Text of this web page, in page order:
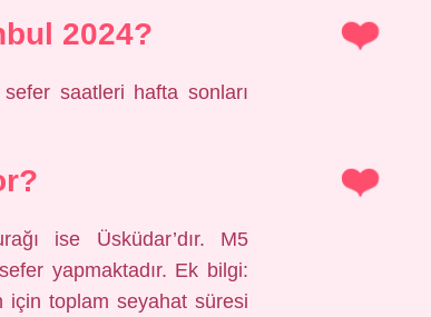
2024?
saatleri hafta sonları
ise Üsküdar’dır. M5
yapmaktadır. Ek bilgi:
için toplam seyahat süresi